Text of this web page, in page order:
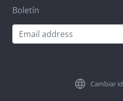
Boletín
Cambiar